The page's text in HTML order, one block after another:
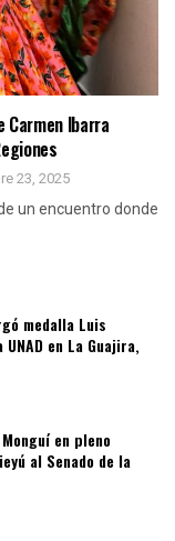
Carmen Ibarra
23, 2025
un encuentro donde
medalla Luis
en La Guajira,
en pleno
al Senado de la